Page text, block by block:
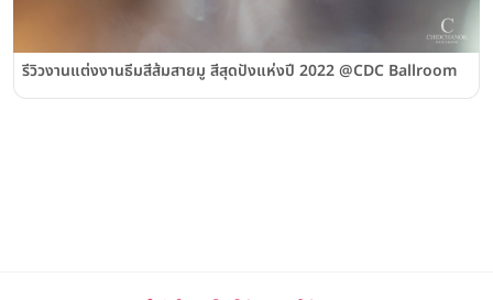
รีวิวงานแต่งงานธีมสีส้มสายมู สีสุดปังแห่งปี 2022 @CDC Ballroom